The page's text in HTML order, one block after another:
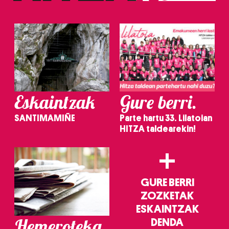
Eskaintzak
SANTIMAMIÑE
Gure berri.
Parte hartu 33. Lilatoian
HITZA taldearekin!
+
GURE BERRI
ZOZKETAK
ESKAINTZAK
DENDA